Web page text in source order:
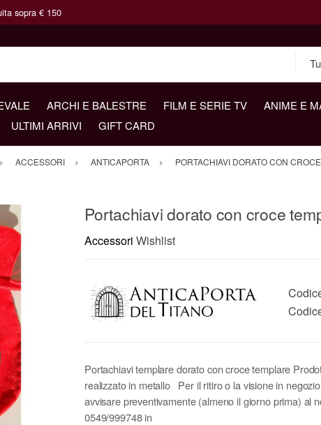
sopra € 150
ARCHI E BALESTRE FILM E SERIE TV ANIME E
ULTIMI ARRIVI GIFT CARD
ACCESSORI ANTICAPORTA PORTACHIAVI DORATO CON
Portachiavi dorato con croce
Accessori Wishlist
Portachiavi templare dorato con croce templare
realizzato in metallo Per il ritiro o la visione in
avvisare preventivamente (almeno il giorno prima) al
0549/999748 in